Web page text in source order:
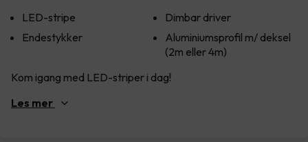
LED-stripe
Endestykker
Dimbar driver
Aluminiumsprofil m/ deksel
(2m eller 4m)
Kom igang med LED-striper i dag!
Les mer